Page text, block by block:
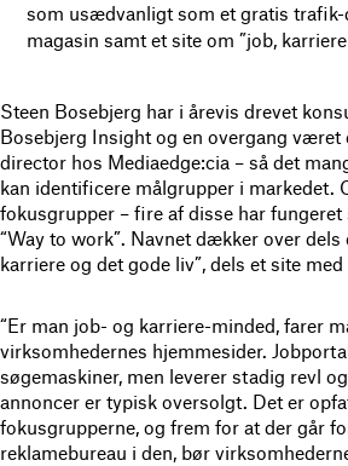
som usædvanligt som et gratis
magasin samt et site om ”job,
Steen Bosebjerg har i årevis drevet
Bosebjerg Insight og en overgang været
director hos Mediaedge:cia – så det
kan identificere målgrupper i markedet.
fokusgrupper – fire af disse har
“Way to work”. Navnet dækker over dels
karriere og det gode liv”, dels et site
“Er man job- og karriere-minded, farer
virksomhedernes hjemmesider.
søgemaskiner, men leverer stadig revl
annoncer er typisk oversolgt. Det er
fokusgrupperne, og frem for at der går
reklamebureau i den, bør